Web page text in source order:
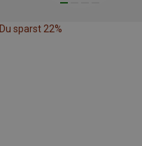
Du sparst 22%